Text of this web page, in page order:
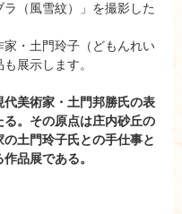
（風雪紋）」を撮影した
・土門玲子（どもんれい
展示します。
代美術家・土門邦勝氏の表
。その原点は庄内砂丘の
土門玲子氏との手仕事と
える作品展である。